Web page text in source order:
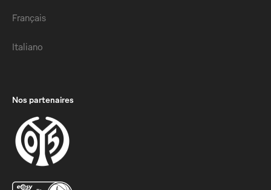
Français
Italiano
Nos partenaires